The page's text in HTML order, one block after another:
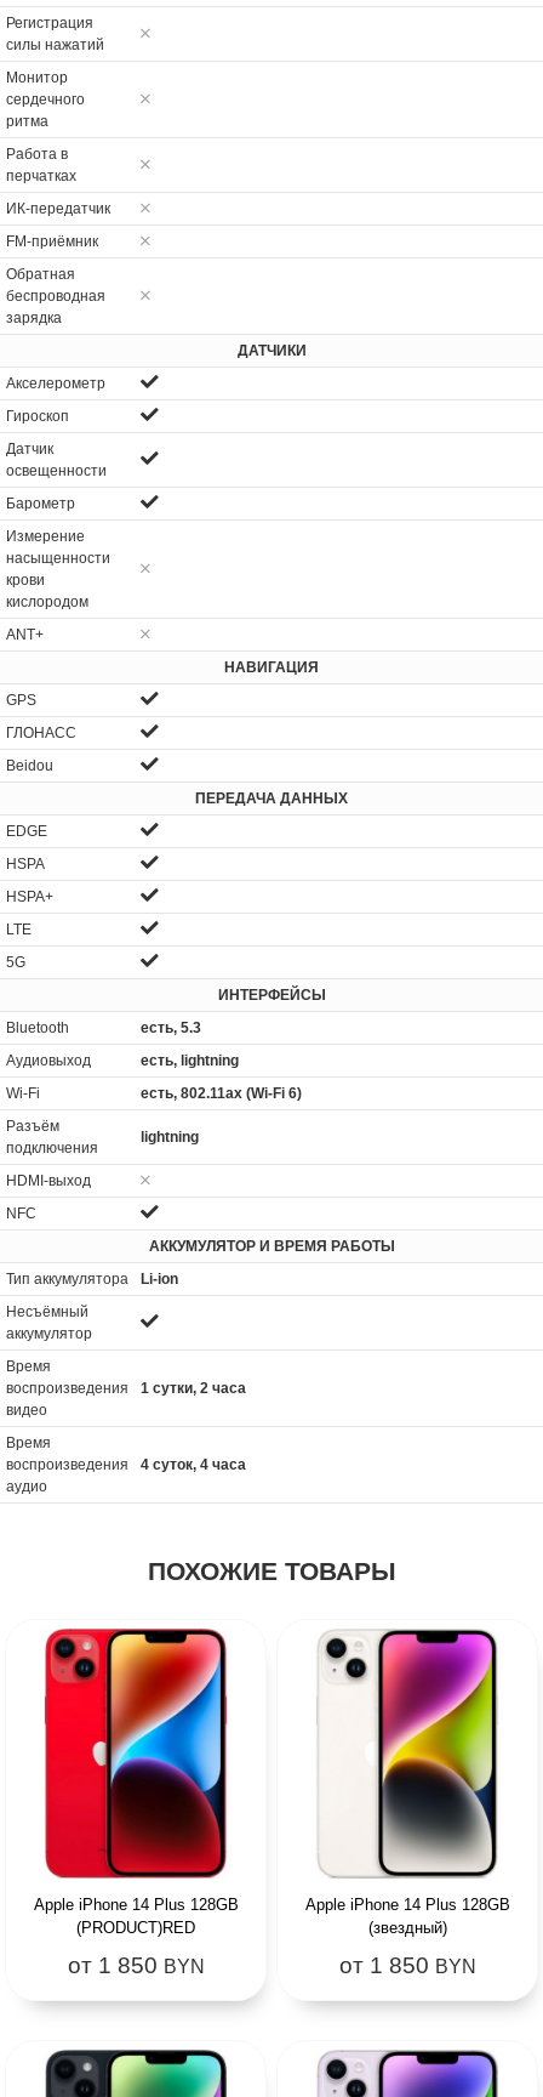
Регистрация
силы нажатий
Монитор
сердечного
ритма
Работа в
перчатках
ИК-передатчик
FM-приёмник
Обратная
беспроводная
зарядка
ДАТЧИКИ
Акселерометр
Гироскоп
Датчик
освещенности
Барометр
Измерение
насыщенности
крови
кислородом
ANT+
НАВИГАЦИЯ
GPS
ГЛОНАСС
Beidou
ПЕРЕДАЧА ДАННЫХ
EDGE
HSPA
HSPA+
LTE
5G
ИНТЕРФЕЙСЫ
Bluetooth
есть, 5.3
Аудиовыход
есть, lightning
Wi-Fi
есть, 802.11ax (Wi-Fi 6)
Разъём
подключения
lightning
HDMI-выход
NFC
АККУМУЛЯТОР И ВРЕМЯ РАБОТЫ
Тип аккумулятора
Li-ion
Несъёмный
аккумулятор
Время
воспроизведения
видео
1 сутки, 2 часа
Время
воспроизведения
аудио
4 суток, 4 часа
ПОХОЖИЕ ТОВАРЫ
Apple iPhone 14 Plus 128GB
(PRODUCT)RED
от 1 850 BYN
Apple iPhone 14 Plus 128GB
(звездный)
от 1 850 BYN